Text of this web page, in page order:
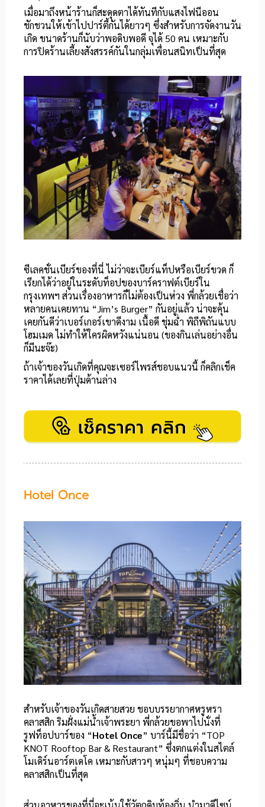
เมื่อมาถึงหน้าร้านก็สะดุดตาได้ทันทีกับแสงไฟนีออน
ชักชวนให้เข้าไปปาร์ตี้กันได้ยาวๆ ซึ่งสำหรับการจัดงานวัน
เกิด ขนาดร้านก็นับว่าพอดิบพอดี จุได้ 50 คน เหมาะกับ
การปิดร้านเลี้ยงสังสรรค์กันในกลุ่มเพื่อนสนิทเป็นที่สุด
ซีเลคชั่นเบียร์ของที่นี่ ไม่ว่าจะเบียร์แท็ปหรือเบียร์ขวด ก็
เรียกได้ว่าอยู่ในระดับท็อปของบาร์คราฟต์เบียร์ใน
กรุงเทพฯ ส่วนเรื่องอาหารก็ไม่ต้องเป็นห่วง พี่กล้วยเชื่อว่า
หลายคนเคยทาน “Jim’s Burger” กันอยู่แล้ว น่าจะคุ้น
เคยกันดีว่าเบอร์เกอร์เขาดีงาม เนื้อดี ชุ่มฉ่ำ พิถีพิถันแบบ
โฮมเมด ไม่ทำให้ใครผิดหวังแน่นอน (ของกินเล่นอย่างอื่น
ก็มีนะจ๊ะ)
ถ้าเจ้าของวันเกิดที่คุณจะเซอร์ไพรส์ชอบแนวนี้ ก็คลิกเช็ค
ราคาได้เลยที่ปุ่มด้านล่าง
Hotel Once
สำหรับเจ้าของวันเกิดสายสวย ชอบบรรยากาศหรูหรา
คลาสสิก ริมฝั่งแม่น้ำเจ้าพระยา พี่กล้วยขอพาไปนั่งที่
รูฟท็อปบาร์ของ “Hotel Once” บาร์นี้มีชื่อว่า “TOP
KNOT Rooftop Bar & Restaurant” ซึ่งตกแต่งในสไตล์
โมเดิร์นอาร์ตเดโค เหมาะกับสาวๆ หนุ่มๆ ที่ชอบความ
คลาสสิกเป็นที่สุด